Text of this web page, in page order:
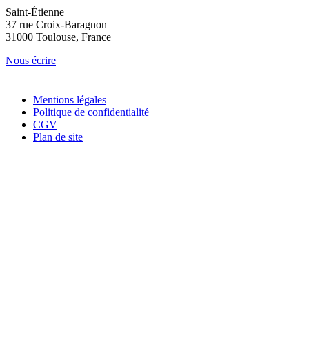
Saint-Étienne
37 rue Croix-Baragnon
31000 Toulouse, France
Nous écrire
Mentions légales
Politique de confidentialité
CGV
Plan de site